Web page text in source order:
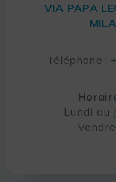
VIA PAPA
Téléphone :
Lundi au